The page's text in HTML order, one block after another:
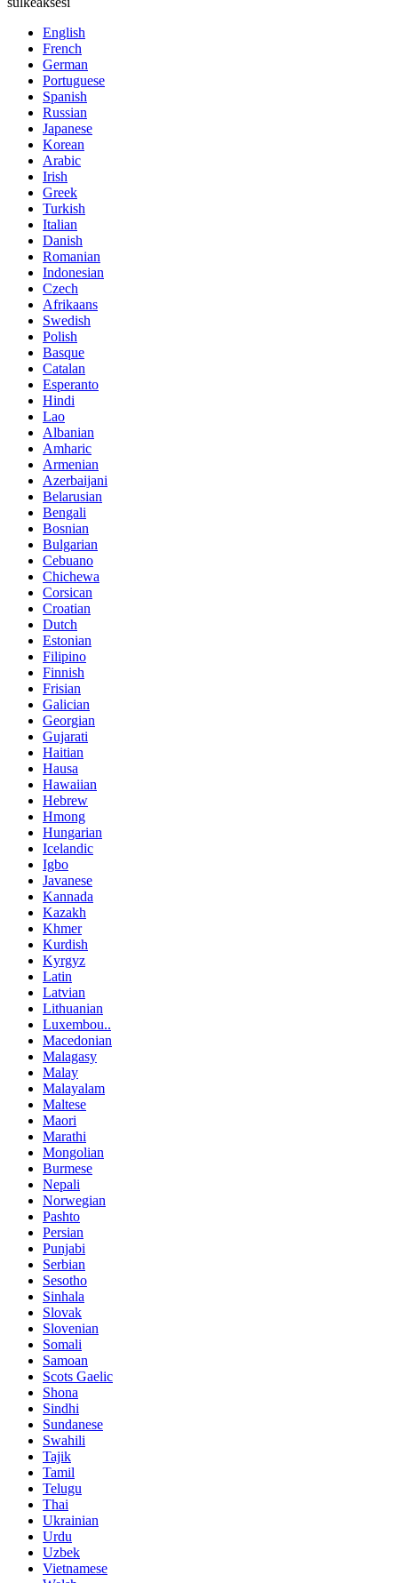
English
French
German
Portuguese
Spanish
Russian
Japanese
Korean
Arabic
Irish
Greek
Turkish
Italian
Danish
Romanian
Indonesian
Czech
Afrikaans
Swedish
Polish
Basque
Catalan
Esperanto
Hindi
Lao
Albanian
Amharic
Armenian
Azerbaijani
Belarusian
Bengali
Bosnian
Bulgarian
Cebuano
Chichewa
Corsican
Croatian
Dutch
Estonian
Filipino
Finnish
Frisian
Galician
Georgian
Gujarati
Haitian
Hausa
Hawaiian
Hebrew
Hmong
Hungarian
Icelandic
Igbo
Javanese
Kannada
Kazakh
Khmer
Kurdish
Kyrgyz
Latin
Latvian
Lithuanian
Luxembou..
Macedonian
Malagasy
Malay
Malayalam
Maltese
Maori
Marathi
Mongolian
Burmese
Nepali
Norwegian
Pashto
Persian
Punjabi
Serbian
Sesotho
Sinhala
Slovak
Slovenian
Somali
Samoan
Scots Gaelic
Shona
Sindhi
Sundanese
Swahili
Tajik
Tamil
Telugu
Thai
Ukrainian
Urdu
Uzbek
Vietnamese